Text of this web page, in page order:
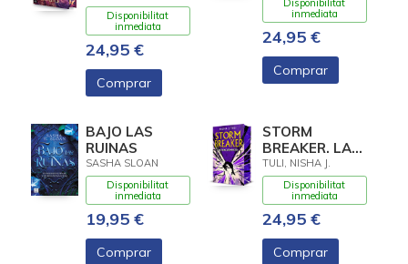
Disponibilitat
inmediata
24,95 €
Comprar
inmediata
24,95 €
Comprar
BAJO LAS
RUINAS
SASHA SLOAN
Disponibilitat
inmediata
19,95 €
Comprar
STORM
BREAKER. LA
TRENCATEMPESTES
TULI, NISHA J.
Disponibilitat
inmediata
24,95 €
Comprar